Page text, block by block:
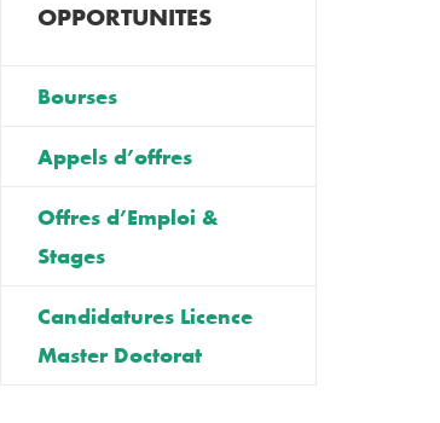
OPPORTUNITES
Bourses
Appels d’offres
Offres d’Emploi &
Stages
Candidatures Licence
Master Doctorat